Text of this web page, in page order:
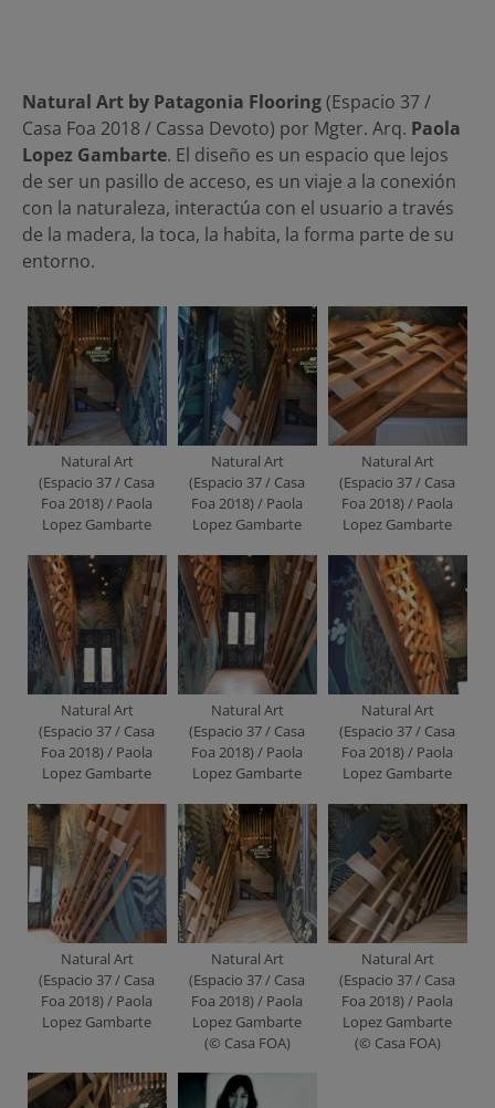
Natural Art by Patagonia Flooring(Espacio 37 /
Casa Foa 2018 / Cassa Devoto) por Mgter. Arq. Paola
Lopez Gambarte. El diseño es un espacio que lejos
de ser un pasillo de acceso, es un viaje a la conexión
con la naturaleza, interactúa con el usuario a través
de la madera, la toca, la habita, la forma parte de su
entorno.
Natural Art
(Espacio 37 / Casa
Foa 2018) / Paola
Lopez Gambarte
Natural Art
(Espacio 37 / Casa
Foa 2018) / Paola
Lopez Gambarte
Natural Art
(Espacio 37 / Casa
Foa 2018) / Paola
Lopez Gambarte
Natural Art
(Espacio 37 / Casa
Foa 2018) / Paola
Lopez Gambarte
Natural Art
(Espacio 37 / Casa
Foa 2018) / Paola
Lopez Gambarte
Natural Art
(Espacio 37 / Casa
Foa 2018) / Paola
Lopez Gambarte
Natural Art
(Espacio 37 / Casa
Foa 2018) / Paola
Lopez Gambarte
Natural Art
(Espacio 37 / Casa
Foa 2018) / Paola
Lopez Gambarte
(© Casa FOA)
Natural Art
(Espacio 37 / Casa
Foa 2018) / Paola
Lopez Gambarte
(© Casa FOA)